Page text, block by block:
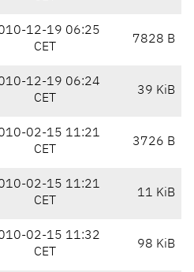
12-19 06:25
CET
7828 B
12-19 06:24
CET
39 KiB
02-15 11:21
CET
3726 B
02-15 11:21
CET
11 KiB
02-15 11:32
CET
98 KiB